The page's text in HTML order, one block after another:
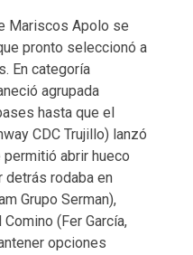
Mariscos Apolo se
pronto seleccionó a
En categoría
agrupada
hasta que el
CDC Trujillo) lanzó
abrir hueco
rodaba en
Grupo Serman),
(Fer García,
opciones